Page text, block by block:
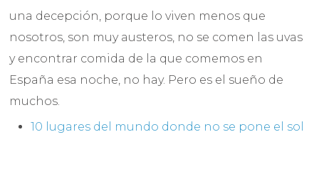
una decepción, porque lo viven menos que
nosotros, son muy austeros, no se comen las uvas
y encontrar comida de la que comemos en
España esa noche, no hay. Pero es el sueño de
muchos.
10 lugares del mundo donde no se pone el sol